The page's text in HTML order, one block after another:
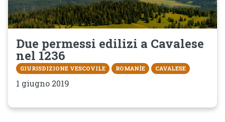
Due permessi edilizi a Cavalese
nel 1236
GIURISDIZIONE VESCOVILE ROMANÌE CAVALESE
1 giugno 2019